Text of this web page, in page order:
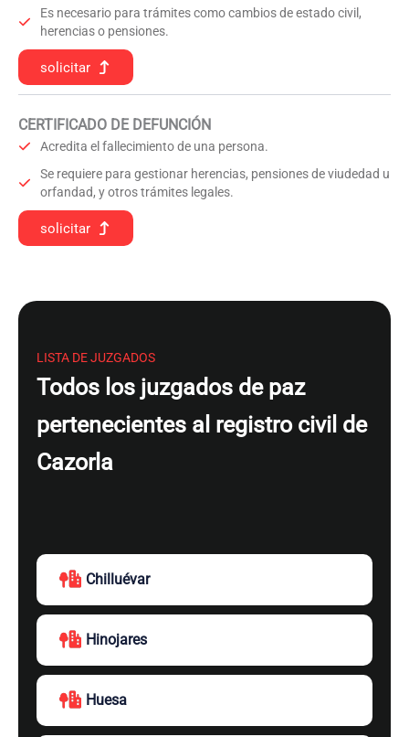
Es necesario para trámites como cambios de estado civil,
herencias o pensiones.
solicitar
CERTIFICADO DE DEFUNCIÓN
Acredita el fallecimiento de una persona.
Se requiere para gestionar herencias, pensiones de viudedad u
orfandad, y otros trámites legales.
solicitar
LISTA DE JUZGADOS
Todos los juzgados de paz
pertenecientes al registro civil de
Cazorla
Chilluévar
Hinojares
Huesa